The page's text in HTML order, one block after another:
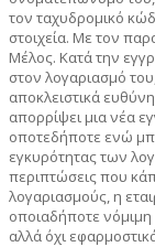
τον ταχυδρομικό
στοιχεία. Με τον
Μέλος. Κατά την
στον λογαριασμό
αποκλειστικά
απορρίψει μια νέα
οποτεδήποτε ενώ
εγκυρότητας των
περιπτώσεις που
λογαριασμούς, η
οποιαδήποτε
αλλά όχι